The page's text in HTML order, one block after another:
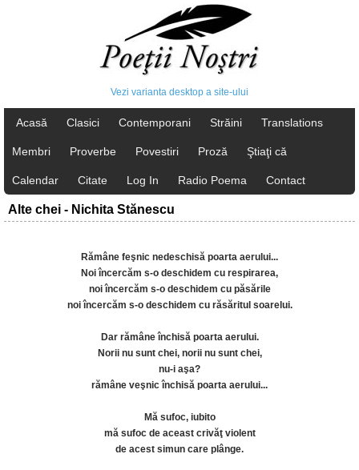
Vezi varianta desktop a site-ului
Acasă Clasici Contemporani Străini Translations
Membri Proverbe Povestiri Proză Ştiaţi că
Calendar Citate Log In Radio Poema Contact
Alte chei - Nichita Stănescu
Rămâne feşnic nedeschisă poarta aerului...
Noi încercăm s-o deschidem cu respirarea,
noi încercăm s-o deschidem cu păsările
noi încercăm s-o deschidem cu răsăritul soarelui.
Dar rămâne închisă poarta aerului.
Norii nu sunt chei, norii nu sunt chei,
nu-i aşa?
rămâne veşnic închisă poarta aerului...
Mă sufoc, iubito
mă sufoc de aceast crivăţ violent
de acest simun care plânge.